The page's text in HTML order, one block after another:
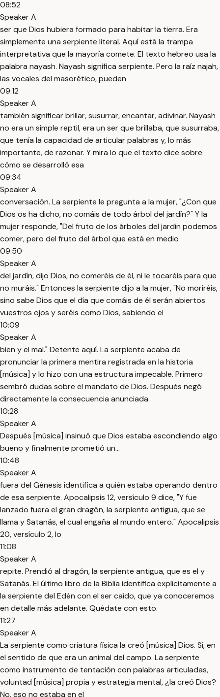
08:52
Speaker A
ser que Dios hubiera formado para habitar la tierra. Era
simplemente una serpiente literal. Aquí está la trampa
interpretativa que la mayoría comete. El texto hebreo usa la
palabra nayash. Nayash significa serpiente. Pero la raíz najah,
las vocales del masorético, pueden
09:12
Speaker A
también significar brillar, susurrar, encantar, adivinar. Nayash
no era un simple reptil, era un ser que brillaba, que susurraba,
que tenía la capacidad de articular palabras y, lo más
importante, de razonar. Y mira lo que el texto dice sobre
cómo se desarrolló esa
09:34
Speaker A
conversación. La serpiente le pregunta a la mujer, "¿Con que
Dios os ha dicho, no comáis de todo árbol del jardín?" Y la
mujer responde, "Del fruto de los árboles del jardín podemos
comer, pero del fruto del árbol que está en medio
09:50
Speaker A
del jardín, dijo Dios, no comeréis de él, ni le tocaréis para que
no muráis." Entonces la serpiente dijo a la mujer, "No moriréis,
sino sabe Dios que el día que comáis de él serán abiertos
vuestros ojos y seréis como Dios, sabiendo el
10:09
Speaker A
bien y el mal." Detente aquí. La serpiente acaba de
pronunciar la primera mentira registrada en la historia
[música] y lo hizo con una estructura impecable. Primero
sembró dudas sobre el mandato de Dios. Después negó
directamente la consecuencia anunciada.
10:28
Speaker A
Después [música] insinuó que Dios estaba escondiendo algo
bueno y finalmente prometió un...
10:48
Speaker A
fuera del Génesis identifica a quién estaba operando dentro
de esa serpiente. Apocalipsis 12, versículo 9 dice, "Y fue
lanzado fuera el gran dragón, la serpiente antigua, que se
llama y Satanás, el cual engaña al mundo entero." Apocalipsis
20, versículo 2, lo
11:08
Speaker A
repite. Prendió al dragón, la serpiente antigua, que es el y
Satanás. El último libro de la Biblia identifica explícitamente a
la serpiente del Edén con el ser caído, que ya conoceremos
en detalle más adelante. Quédate con esto.
11:27
Speaker A
La serpiente como criatura física la creó [música] Dios. Sí, en
el sentido de que era un animal del campo. La serpiente
como instrumento de tentación con palabras articuladas,
voluntad [música] propia y estrategia mental, ¿la creó Dios?
No, eso no estaba en el